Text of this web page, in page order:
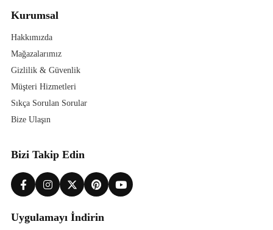
Kurumsal
Hakkımızda
Mağazalarımız
Gizlilik & Güvenlik
Müşteri Hizmetleri
Sıkça Sorulan Sorular
Bize Ulaşın
Bizi Takip Edin
Uygulamayı İndirin